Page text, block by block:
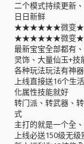
二个模式持续更新
日日新鲜
★★★★★★微变
★★★★★★微变
最新宝宝全部都有
灵饰、大量仙玉+技
各种玩法玩法有神
上线直接送16个生
化属性技能就好
转门派、转武器、
式
主打的就是一个全
上线必送150级无级